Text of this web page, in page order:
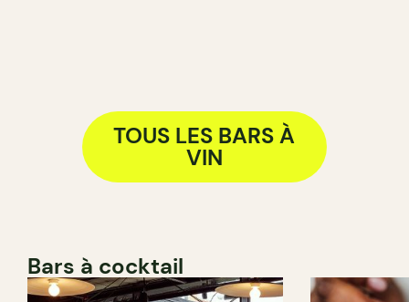
TOUS LES BARS À
VIN
Bars à cocktail